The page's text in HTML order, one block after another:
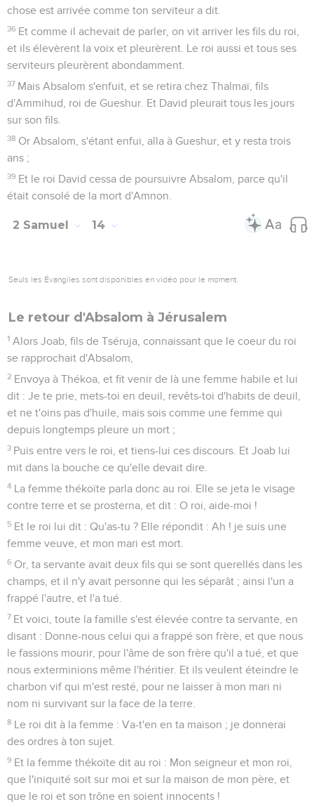
chose est arrivée comme ton serviteur a dit.
36 Et comme il achevait de parler, on vit arriver les fils du roi,
et ils élevèrent la voix et pleurèrent. Le roi aussi et tous ses
serviteurs pleurèrent abondamment.
37 Mais Absalom s'enfuit, et se retira chez Thalmaï, fils
d'Ammihud, roi de Gueshur. Et David pleurait tous les jours
sur son fils.
38 Or Absalom, s'étant enfui, alla à Gueshur, et y resta trois
ans ;
39 Et le roi David cessa de poursuivre Absalom, parce qu'il
était consolé de la mort d'Amnon.
2 Samuel 14
Seuls les Évangiles sont disponibles en vidéo pour le moment.
Le retour d'Absalom à Jérusalem
1 Alors Joab, fils de Tséruja, connaissant que le coeur du roi
se rapprochait d'Absalom,
2 Envoya à Thékoa, et fit venir de là une femme habile et lui
dit : Je te prie, mets-toi en deuil, revêts-toi d'habits de deuil,
et ne t'oins pas d'huile, mais sois comme une femme qui
depuis longtemps pleure un mort ;
3 Puis entre vers le roi, et tiens-lui ces discours. Et Joab lui
mit dans la bouche ce qu'elle devait dire.
4 La femme thékoïte parla donc au roi. Elle se jeta le visage
contre terre et se prosterna, et dit : O roi, aide-moi !
5 Et le roi lui dit : Qu'as-tu ? Elle répondit : Ah ! je suis une
femme veuve, et mon mari est mort.
6 Or, ta servante avait deux fils qui se sont querellés dans les
champs, et il n'y avait personne qui les séparât ; ainsi l'un a
frappé l'autre, et l'a tué.
7 Et voici, toute la famille s'est élevée contre ta servante, en
disant : Donne-nous celui qui a frappé son frère, et que nous
le fassions mourir, pour l'âme de son frère qu'il a tué, et que
nous exterminions même l'héritier. Et ils veulent éteindre le
charbon vif qui m'est resté, pour ne laisser à mon mari ni
nom ni survivant sur la face de la terre.
8 Le roi dit à la femme : Va-t'en en ta maison ; je donnerai
des ordres à ton sujet.
9 Et la femme thékoïte dit au roi : Mon seigneur et mon roi,
que l'iniquité soit sur moi et sur la maison de mon père, et
que le roi et son trône en soient innocents !